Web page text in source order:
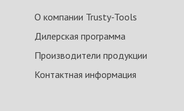
О компании Trusty-Tools
Дилерская программа
Производители продукции
Контактная информация